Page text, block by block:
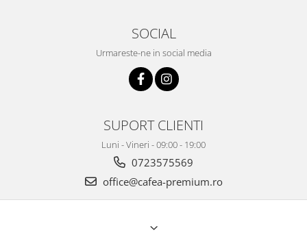
SOCIAL
Urmareste-ne in social media
SUPORT CLIENTI
Luni - Vineri - 09:00 - 19:00
0723575569
office@cafea-premium.ro